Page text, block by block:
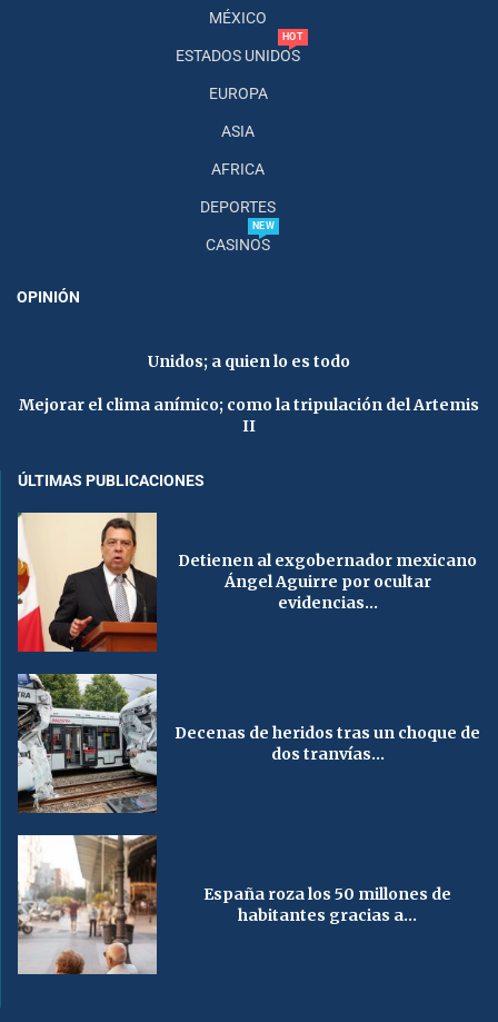
MÉXICO
ESTADOS UNIDOS
HOT
EUROPA
ASIA
AFRICA
DEPORTES
CASINOS
NEW
OPINIÓN
Unidos; a quien lo es todo
Mejorar el clima anímico; como la tripulación del Artemis
II
ÚLTIMAS PUBLICACIONES
Detienen al exgobernador mexicano
Ángel Aguirre por ocultar
evidencias...
Decenas de heridos tras un choque de
dos tranvías...
España roza los 50 millones de
habitantes gracias a...